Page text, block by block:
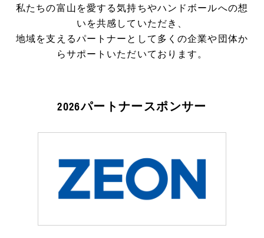
私たちの富山を愛する気持ちやハンドボールへの想
いを共感していただき、
地域を支えるパートナーとして多くの企業や団体か
らサポートいただいております。
2026パートナースポンサー